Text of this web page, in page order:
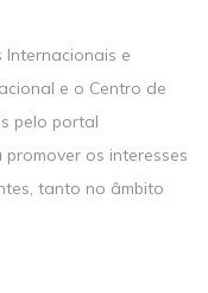
Internacionais e
e o Centro de
pelo portal
promover os interesses
tanto no âmbito